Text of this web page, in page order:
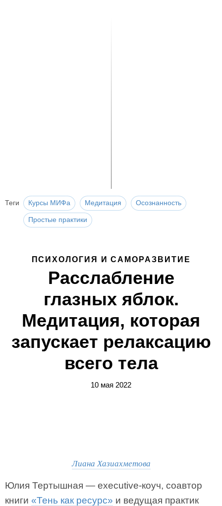
Теги Курсы МИФа Медитация Осознанность
Простые практики
ПСИХОЛОГИЯ И САМОРАЗВИТИЕ
Расслабление
глазных яблок.
Медитация, которая
запускает релаксацию
всего тела
10 мая 2022
Лиана Хазиахметова
Юлия Тертышная — executive-коуч, соавтор
книги «Тень как ресурс» и ведущая практик